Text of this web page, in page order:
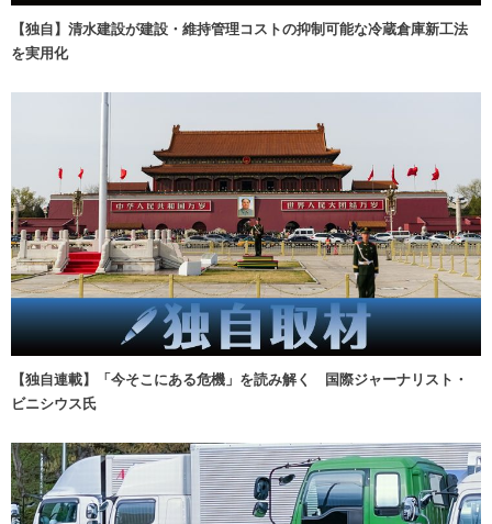
【独自】清水建設が建設・維持管理コストの抑制可能な冷蔵倉庫新工法
を実用化
【独自連載】「今そこにある危機」を読み解く 国際ジャーナリスト・
ビニシウス氏